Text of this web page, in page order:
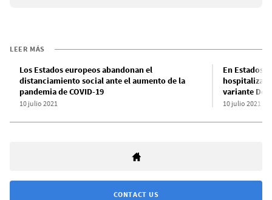
LEER MÁS
Los Estados europeos abandonan el
distanciamiento social ante el aumento de la
pandemia de COVID-19
10 julio 2021
En Estados
variante
10 julio 2021
CONTACT US